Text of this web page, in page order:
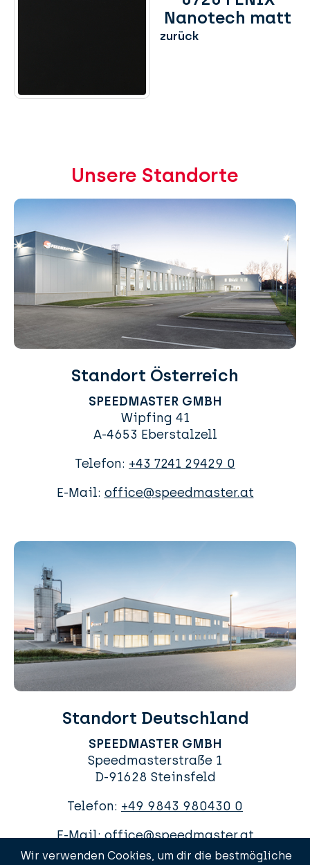
Nanotech matt
zurück
Unsere Standorte
Standort Österreich
SPEEDMASTER GMBH
Wipfing 41
A-4653 Eberstalzell
Telefon: +43 7241 29429 0
E-Mail: office@speedmaster.at
Standort Deutschland
SPEEDMASTER GMBH
Speedmasterstraße 1
D-91628 Steinsfeld
Telefon: +49 9843 980430 0
E-Mail:office@speedmaster.at
Wir verwenden Cookies, um dir die bestmögliche